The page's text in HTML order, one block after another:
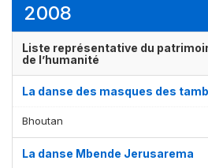
2008
Liste représentative du
de l’humanité
La danse des masques des
Bhoutan
La danse Mbende Jerusarema